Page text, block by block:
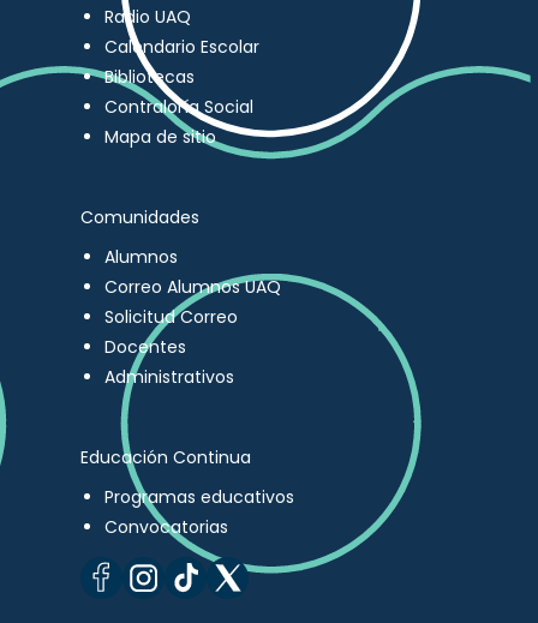
Radio UAQ
Calendario Escolar
Bibliotecas
Contraloría Social
Mapa de sitio
Comunidades
Alumnos
Correo Alumnos UAQ
Solicitud Correo
Docentes
Administrativos
Educación Continua
Programas educativos
Convocatorias